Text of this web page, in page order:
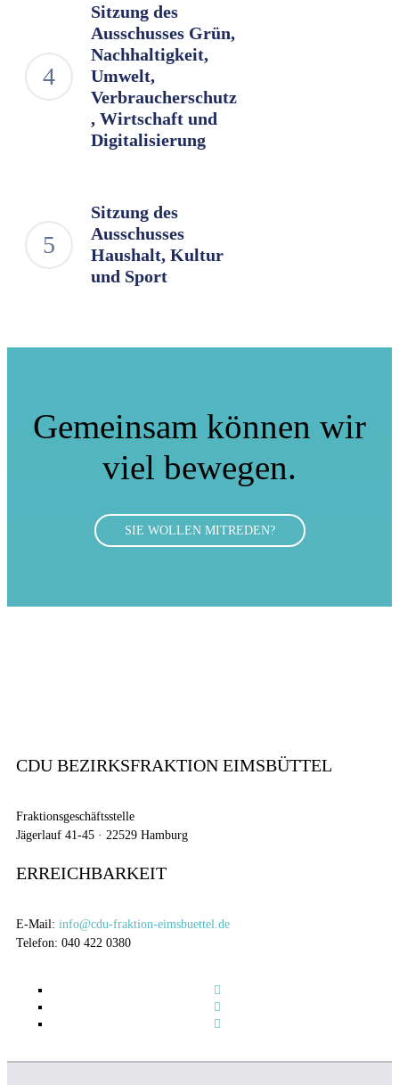
Sitzung des
Ausschusses Grün,
Nachhaltigkeit,
Umwelt,
Verbraucherschutz
, Wirtschaft und
Digitalisierung
Sitzung des
Ausschusses
Haushalt, Kultur
und Sport
Gemeinsam können wir
viel bewegen.
SIE WOLLEN MITREDEN?
CDU BEZIRKSFRAKTION EIMSBÜTTEL
Fraktionsgeschäftsstelle
Jägerlauf 41-45 · 22529 Hamburg
ERREICHBARKEIT
E-Mail: info@cdu-fraktion-eimsbuettel.de
Telefon: 040 422 0380